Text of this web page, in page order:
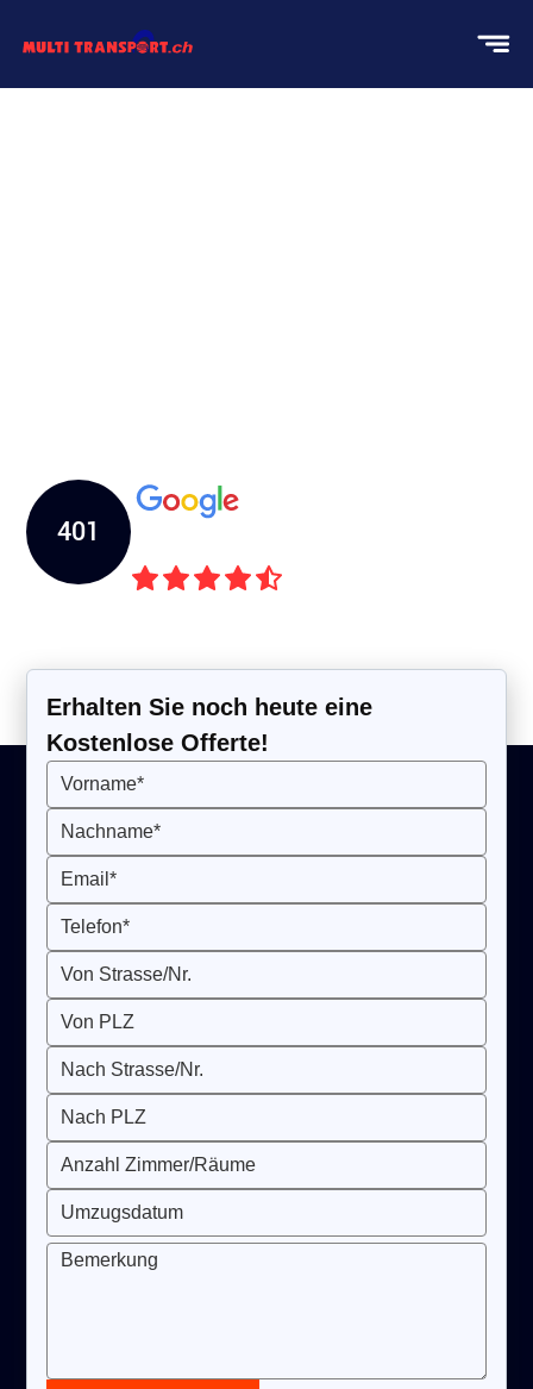
401
Erhalten Sie noch heute eine
Kostenlose Offerte!
Vorname*
Nachname*
Email*
Telefon*
Von Strasse/Nr.
Von PLZ
Nach Strasse/Nr.
Nach PLZ
Anzahl Zimmer/Räume
Umzugsdatum
Bemerkung